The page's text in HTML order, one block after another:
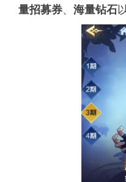
量招募券、 海量钻石